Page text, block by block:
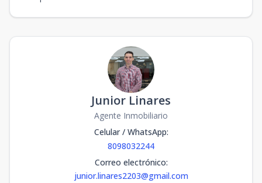
Junior Linares
Agente Inmobiliario
Celular / WhatsApp:
8098032244
Correo electrónico:
junior.linares2203@gmail.com